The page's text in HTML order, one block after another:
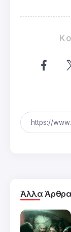
Άλλα Άρθρα